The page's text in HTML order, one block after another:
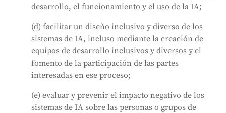
desarrollo, el funcionamiento y el uso de la IA;
(d) facilitar un diseño inclusivo y diverso de los
sistemas de IA, incluso mediante la creación de
equipos de desarrollo inclusivos y diversos y el
fomento de la participación de las partes
interesadas en ese proceso;
(e) evaluar y prevenir el impacto negativo de los
sistemas de IA sobre las personas o grupos de